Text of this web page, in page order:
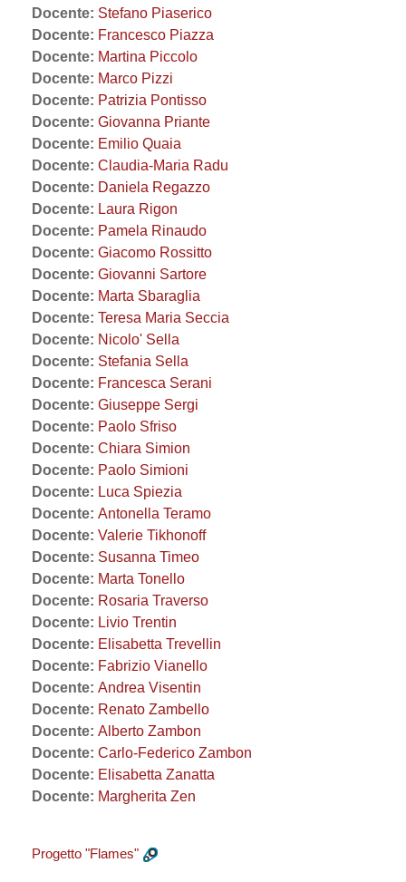
Docente: Stefano Piaserico
Docente: Francesco Piazza
Docente: Martina Piccolo
Docente: Marco Pizzi
Docente: Patrizia Pontisso
Docente: Giovanna Priante
Docente: Emilio Quaia
Docente: Claudia-Maria Radu
Docente: Daniela Regazzo
Docente: Laura Rigon
Docente: Pamela Rinaudo
Docente: Giacomo Rossitto
Docente: Giovanni Sartore
Docente: Marta Sbaraglia
Docente: Teresa Maria Seccia
Docente: Nicolo' Sella
Docente: Stefania Sella
Docente: Francesca Serani
Docente: Giuseppe Sergi
Docente: Paolo Sfriso
Docente: Chiara Simion
Docente: Paolo Simioni
Docente: Luca Spiezia
Docente: Antonella Teramo
Docente: Valerie Tikhonoff
Docente: Susanna Timeo
Docente: Marta Tonello
Docente: Rosaria Traverso
Docente: Livio Trentin
Docente: Elisabetta Trevellin
Docente: Fabrizio Vianello
Docente: Andrea Visentin
Docente: Renato Zambello
Docente: Alberto Zambon
Docente: Carlo-Federico Zambon
Docente: Elisabetta Zanatta
Docente: Margherita Zen
Progetto "Flames"